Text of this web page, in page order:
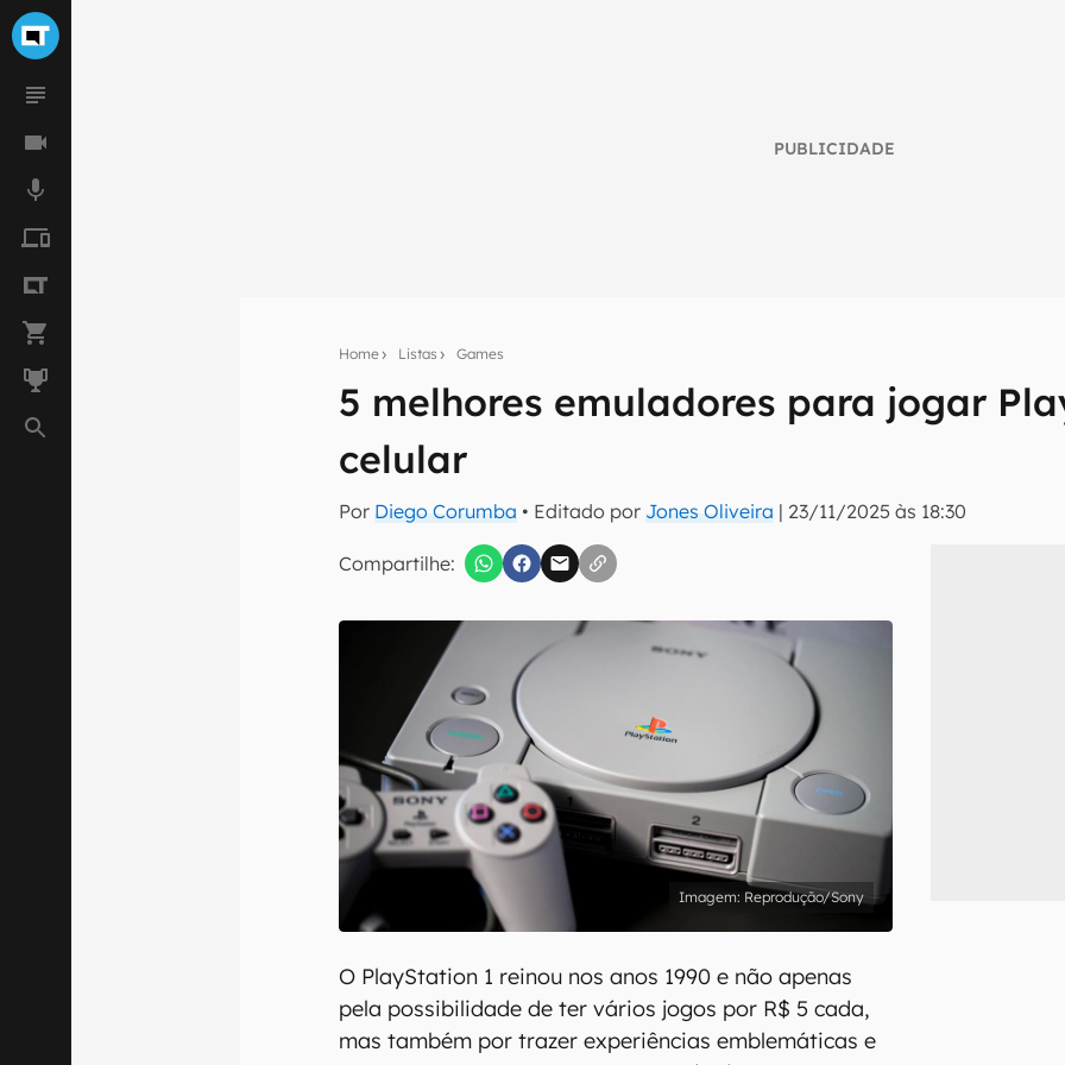
PUBLICIDADE
Home Listas Games
5 melhores emuladores para jogar
celular
Por Diego Corumba • Editado por Jones Oliveira | 23/11/2025 às 18:30
Compartilhe:
Seu resumo inteligente do mundo tech!
Assine a newsletter do Canaltech e receba notícias e reviews sobre tecnologia
inscreva-se
Confirmo que li, aceito e concordo com os Termos de Uso e Política de Privacidade do
Reprodução/Sony
O PlayStation 1 reinou nos anos 1990 e não apenas
pela possibilidade de ter vários jogos por R$ 5 cada,
mas também por trazer experiências emblemáticas e